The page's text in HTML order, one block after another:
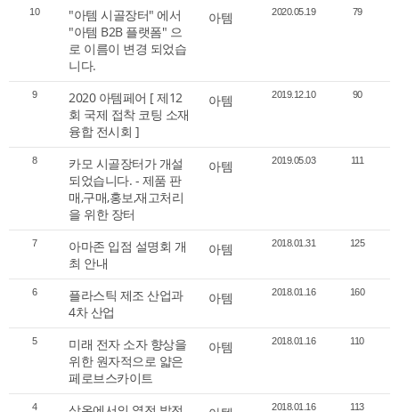
10
"아템 시골장터" 에서
"아템 B2B 플랫폼" 으
로 이름이 변경 되었습
니다.
아템 2020.05.19 79
9
2020 아템페어 [ 제12
회 국제 접착 코팅 소재
융합 전시회 ]
아템 2019.12.10 90
8
카모 시골장터가 개설
되었습니다. - 제품 판
매,구매,홍보,재고처리
을 위한 장터
아템 2019.05.03 111
7
아마존 입점 설명회 개
최 안내
아템 2018.01.31 125
6
플라스틱 제조 산업과
4차 산업
아템 2018.01.16 160
5
미래 전자 소자 향상을
위한 원자적으로 얇은
페로브스카이트
아템 2018.01.16 110
4 2018.01.16 113